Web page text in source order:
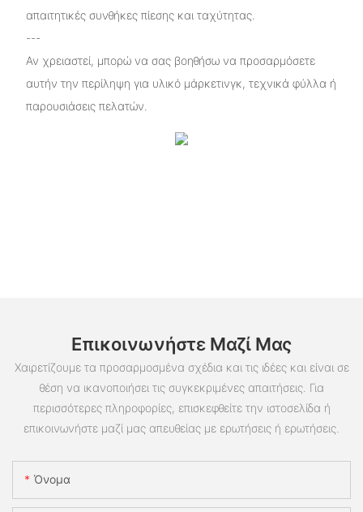
απαιτητικές συνθήκες πίεσης και ταχύτητας.
---
Αν χρειαστεί, μπορώ να σας βοηθήσω να προσαρμόσετε
αυτήν την περίληψη για υλικό μάρκετινγκ, τεχνικά φύλλα ή
παρουσιάσεις πελατών.
Επικοινωνήστε Μαζί Μας
Χαιρετίζουμε τα προσαρμοσμένα σχέδια και τις ιδέες και είναι σε
θέση να ικανοποιήσει τις συγκεκριμένες απαιτήσεις. Για
περισσότερες πληροφορίες, επισκεφθείτε την ιστοσελίδα ή
επικοινωνήστε μαζί μας απευθείας με ερωτήσεις ή ερωτήσεις.
Όνομα